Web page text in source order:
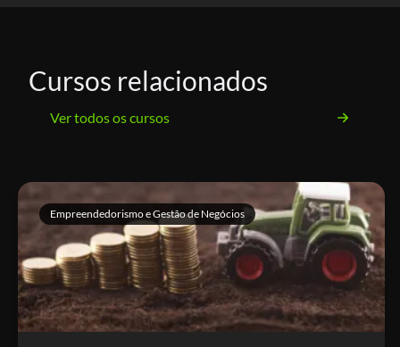
Cursos relacionados
Ver todos os cursos
Empreendedorismo e Gestão de Negócios